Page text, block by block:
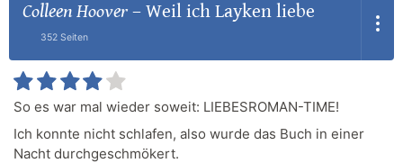
Colleen Hoover– Weil ich Layken liebe
352 Seiten
So es war mal wieder soweit: LIEBESROMAN-TIME!
Ich konnte nicht schlafen, also wurde das Buch in einer
Nacht durchgeschmökert.